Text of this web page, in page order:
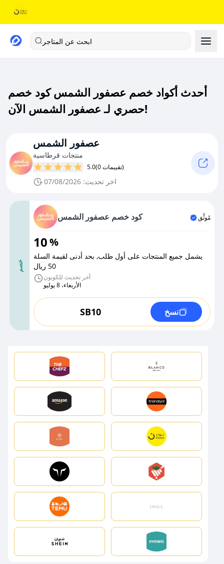
ابحث عن المتاجر
أحدث أكواد خصم عصفور الشمس كود خصم
حصري لـ عصفور الشمس الآن!
عصفور الشمس
منتجات قرطاسية
5.0 (0 تقييمات)
اخر تحديث: 07/08/2026
خصم
كود خصم عصفور الشمس مُوثَّق
10%
يشمل جميع المنتجات على أول طلب, بحد أدنى لقيمة السلة
50 ريال
آخر تحديث للكوبون
الأربعاء، 8 يوليو
SB10 نسخ